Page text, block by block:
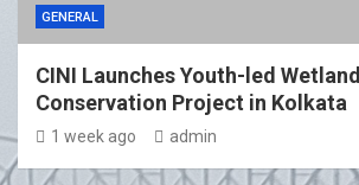
GENERAL
CINI Launches Youth-led Wetland
Conservation Project in Kolkata
1 week ago admin